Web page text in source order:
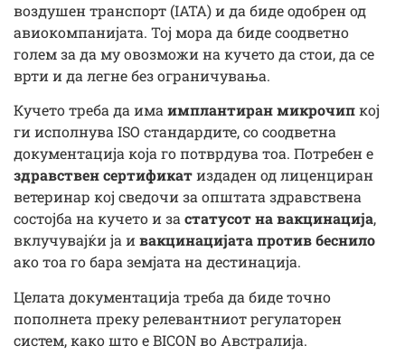
воздушен транспорт (IATA) и да биде одобрен од
авиокомпанијата. Тој мора да биде соодветно
голем за да му овозможи на кучето да стои, да се
врти и да легне без ограничувања.
Кучето треба да имаимплантиран микрочипкој
ги исполнува ISO стандардите, со соодветна
документација која го потврдува тоа. Потребен е
здравствен сертификатиздаден од лиценциран
ветеринар кој сведочи за општата здравствена
состојба на кучето и застатусот на вакцинација,
вклучувајќи ја ивакцинацијата против беснило
ако тоа го бара земјата на дестинација.
Целата документација треба да биде точно
пополнета преку релевантниот регулаторен
систем, како што е BICON во Австралија.